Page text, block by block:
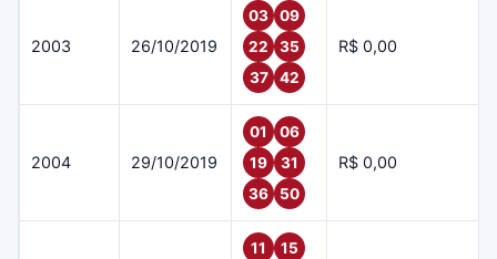
2003 26/10/2019
03
09
22
35
37
42
R$ 0,00
2004 29/10/2019
01
06
19
31
36
50
R$ 0,00
11
15